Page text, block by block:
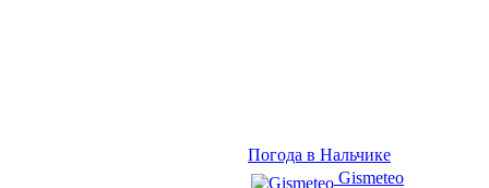
Погода в Нальчике
Gismeteo